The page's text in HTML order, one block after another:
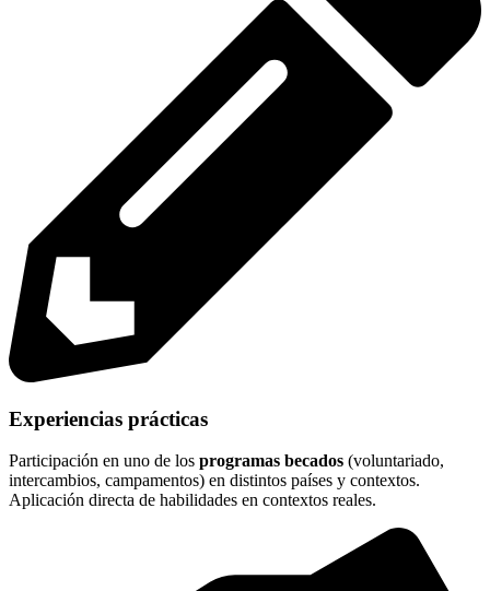
Experiencias prácticas
Participación en uno de los programas becados (voluntariado,
intercambios, campamentos) en distintos países y contextos.
Aplicación directa de habilidades en contextos reales.